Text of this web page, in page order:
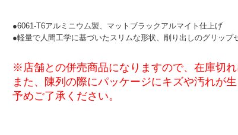
●6061-T6アルミニウム製、マットブラックアルマイト仕上げ
●軽量で人間工学に基づいたスリムな形状、削り出しのグリップ
※店舗との併売商品になりますので、在庫切れ
また、陳列の際にパッケージにキズや汚れが
予めご了承ください。